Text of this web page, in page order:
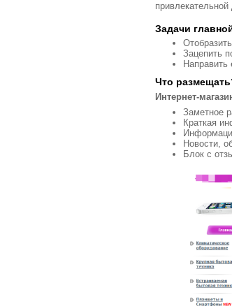
Задачи
Зацепить
Направить
Что
Интернет-
Заметное
Краткая
Новости,
Блок с